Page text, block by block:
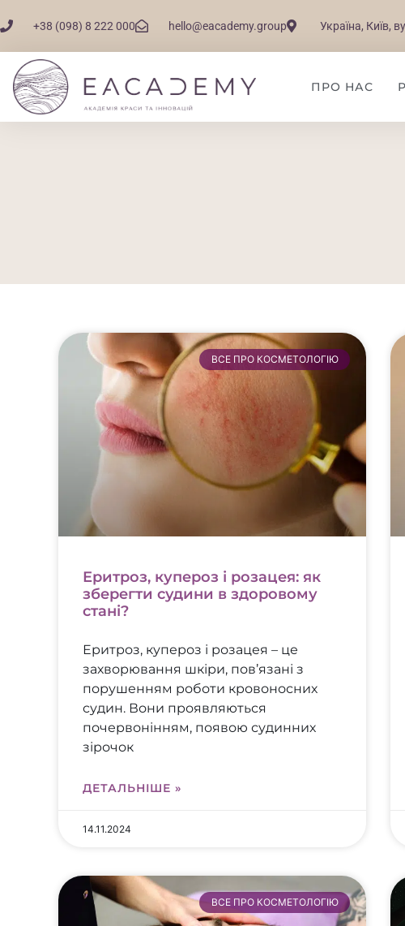
+38 (098) 8 222 000 hello@eacademy.group Україна, Київ,
ПРО НАС
ВСЕ ПРО КОСМЕТОЛОГІЮ
Еритроз, купероз і розацея: як
зберегти судини в здоровому
стані?
Еритроз, купероз і розацея – це
захворювання шкіри, пов’язані з
порушенням роботи кровоносних
судин. Вони проявляються
почервонінням, появою судинних
зірочок
ДЕТАЛЬНІШЕ »
14.11.2024
ВСЕ ПРО КОСМЕТОЛОГІЮ